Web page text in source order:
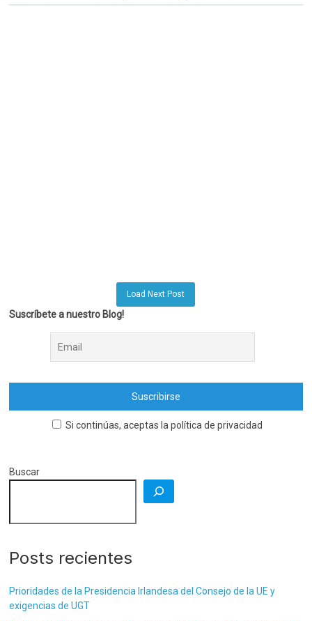
Load Next Post
Suscríbete a nuestro Blog!
Si continúas, aceptas la política de privacidad
Buscar
Posts recientes
Prioridades de la Presidencia Irlandesa del Consejo de la UE y
exigencias de UGT